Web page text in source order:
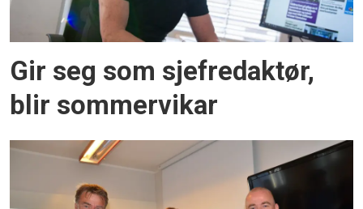
Gir seg som sjefredaktør,
blir sommervikar